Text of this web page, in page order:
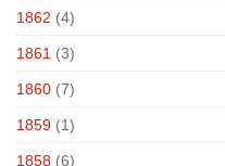
1862 (4)
1861 (3)
1860 (7)
1859 (1)
1858 (6)